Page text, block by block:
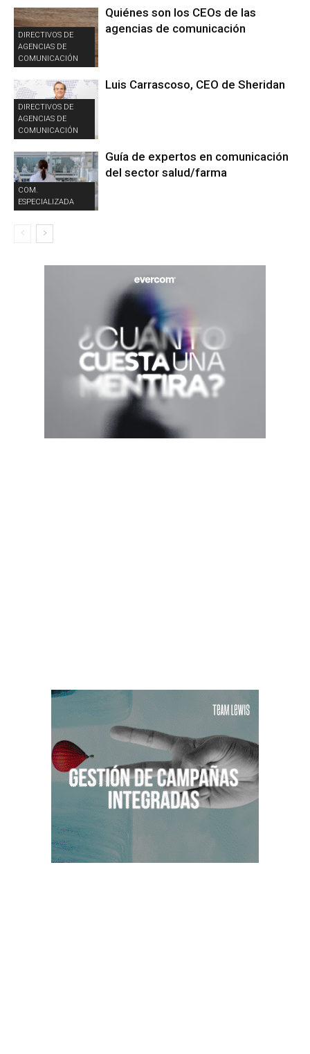
DIRECTIVOS DE
AGENCIAS DE
COMUNICACIÓN
Quiénes son los CEOs de las
agencias de comunicación
DIRECTIVOS DE
AGENCIAS DE
COMUNICACIÓN
Luis Carrascoso, CEO de Sheridan
COM.
ESPECIALIZADA
Guía de expertos en comunicación
del sector salud/farma